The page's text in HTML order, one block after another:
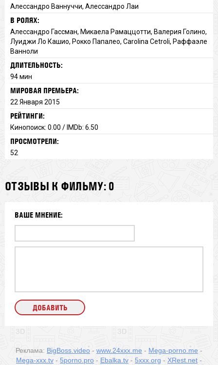
Алессандро Ваннуччи, Алессандро Лаи
В РОЛЯХ:
Алессандро Гассман, Микаела Рамаццотти, Валерия Голино,
Луиджи Ло Кашио, Рокко Папалео, Carolina Cetroli, Раффаэле
Ванноли
ДЛИТЕЛЬНОСТЬ:
94 мин
МИРОВАЯ ПРЕМЬЕРА:
22 Января 2015
РЕЙТИНГИ:
Кинопоиск: 0.00 / IMDb: 6.50
ПРОСМОТРЕЛИ:
52
ОТЗЫВЫ К ФИЛЬМУ: 0
ВАШЕ МНЕНИЕ:
Реклама: BigBoss.video - www.24xxx.me - Mega-porno.me -
Mega-xxx.tv - 5porno.pro - Ebalka.tv - 5xxx.org - XRest.net -